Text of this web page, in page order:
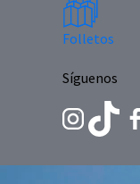
Folletos
Síguenos